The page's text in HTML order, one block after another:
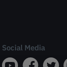
Social Media